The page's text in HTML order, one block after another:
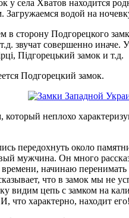
у села Хватов находится
Загружаемся водой на
в сторону Подгорецкого
звучат совершенно иначе.
Підгорецький замок и т.д.
Подгорецкий замок.
который неплохо
передохнуть около
мужчина. Он много
начинаю
что в замок мы не
видим цепь с замком на
что характерно, находит